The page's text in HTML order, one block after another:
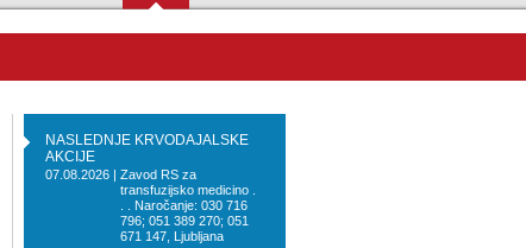
NASLEDNJE KRVODAJALSKE
AKCIJE
07.08.2026 | Zavod RS za
transfuzijsko medicino .
. . Naročanje: 030 716
796; 051 389 270; 051
671 147, Ljubljana